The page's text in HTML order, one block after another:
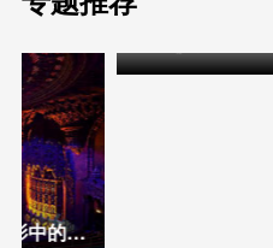
细数那些经常出现在电影中的洛杉矶古老剧院